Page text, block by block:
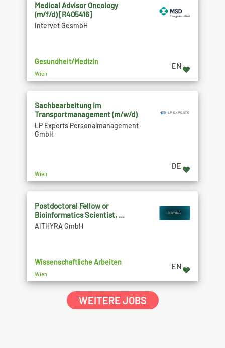
Medical Advisor Oncology
(m/f/d) [R405416]
Intervet GesmbH
Gesundheit/Medizin
Wien
EN
Sachbearbeitung im
Transportmanagement (m/w/d)
LP Experts Personalmanagement
GmbH
Wien
DE
Postdoctoral Fellow or
Bioinformatics Scientist, ...
AITHYRA GmbH
Wissenschaftliche Arbeiten
Wien
EN
WEITERE JOBS